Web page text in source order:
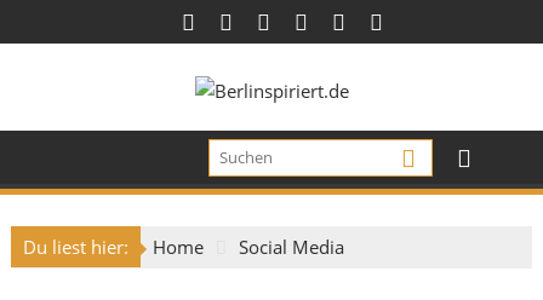
to
Du liest hier: Home Social Media